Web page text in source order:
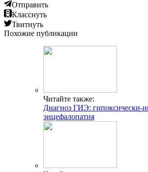
Отправить
Класснуть
Твитнуть
Похожие публикации
Читайте также:
Диагноз ГИЭ: гипоксически-
энцефалопатия